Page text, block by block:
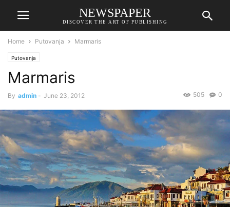
NEWSPAPER
DISCOVER THE ART OF PUBLISHING
Home Putovanja Marmaris
Putovanja
Marmaris
By admin - June 23, 2012 0
505